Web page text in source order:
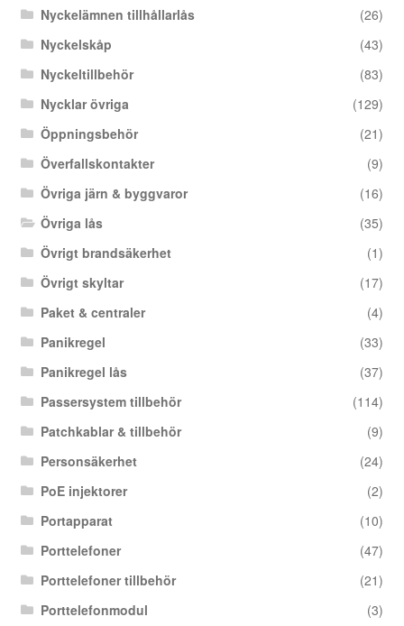
Nyckelämnen tillhållarlås
(26)
Nyckelskåp
(43)
Nyckeltillbehör
(83)
Nycklar övriga
(129)
Öppningsbehör
(21)
Överfallskontakter
(9)
Övriga järn & byggvaror
(16)
Övriga lås
(35)
Övrigt brandsäkerhet
(1)
Övrigt skyltar
(17)
Paket & centraler
(4)
Panikregel
(33)
Panikregel lås
(37)
Passersystem tillbehör
(114)
Patchkablar & tillbehör
(9)
Personsäkerhet
(24)
PoE injektorer
(2)
Portapparat
(10)
Porttelefoner
(47)
Porttelefoner tillbehör
(21)
Porttelefonmodul
(3)